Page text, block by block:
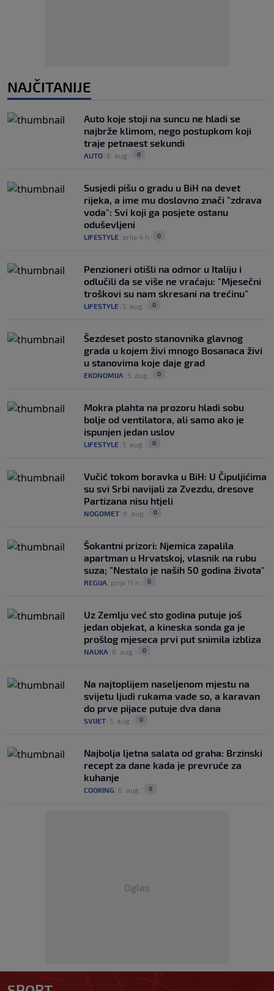
NAJČITANIJE
Auto koje stoji na suncu ne hladi se
najbrže klimom, nego postupkom koji
traje petnaest sekundi
AUTO 6. aug. 0
Susjedi pišu o gradu u BiH na devet
rijeka, a ime mu doslovno znači "zdrava
voda": Svi koji ga posjete ostanu
oduševljeni
LIFESTYLE prije 4 h 0
Penzioneri otišli na odmor u Italiju i
odlučili da se više ne vraćaju: "Mjesečni
troškovi su nam skresani na trećinu"
LIFESTYLE 5. aug. 0
Šezdeset posto stanovnika glavnog
grada u kojem živi mnogo Bosanaca živi
u stanovima koje daje grad
EKONOMIJA 5. aug. 0
Mokra plahta na prozoru hladi sobu
bolje od ventilatora, ali samo ako je
ispunjen jedan uslov
LIFESTYLE 5. aug. 0
Vučić tokom boravka u BiH: U Čipuljićima
su svi Srbi navijali za Zvezdu, dresove
Partizana nisu htjeli
NOGOMET 6. aug. 0
Šokantni prizori: Njemica zapalila
apartman u Hrvatskoj, vlasnik na rubu
suza; "Nestalo je naših 50 godina života"
REGIJA prije 11 h 0
Uz Zemlju već sto godina putuje još
jedan objekat, a kineska sonda ga je
prošlog mjeseca prvi put snimila izbliza
NAUKA 6. aug. 0
Na najtoplijem naseljenom mjestu na
svijetu ljudi rukama vade so, a karavan
do prve pijace putuje dva dana
SVIJET 5. aug. 0
Najbolja ljetna salata od graha: Brzinski
recept za dane kada je prevruće za
kuhanje
COOKING 6. aug. 0
Oglas